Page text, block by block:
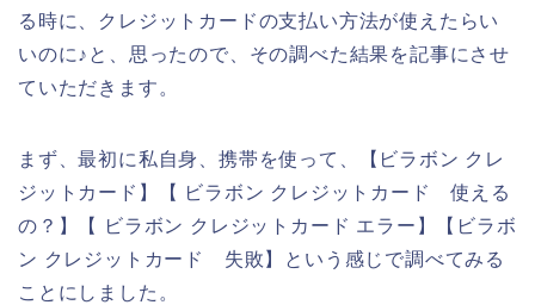
る時に、クレジットカードの支払い方法が使えたらい
いのに♪と、思ったので、その調べた結果を記事にさせ
ていただきます。
まず、最初に私自身、携帯を使って、【ビラボン クレ
ジットカード】【 ビラボン クレジットカード 使える
の？】【 ビラボン クレジットカード エラー】【ビラボ
ン クレジットカード 失敗】という感じで調べてみる
ことにしました。